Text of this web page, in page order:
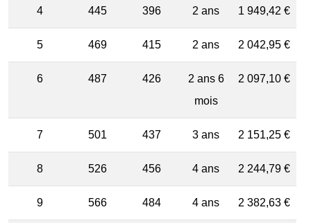
4 445 396 2 ans 1 949,42 €
5 469 415 2 ans 2 042,95 €
6 487 426
2 ans 6
mois
2 097,10 €
7 501 437 3 ans 2 151,25 €
8 526 456 4 ans 2 244,79 €
9 566 484 4 ans 2 382,63 €